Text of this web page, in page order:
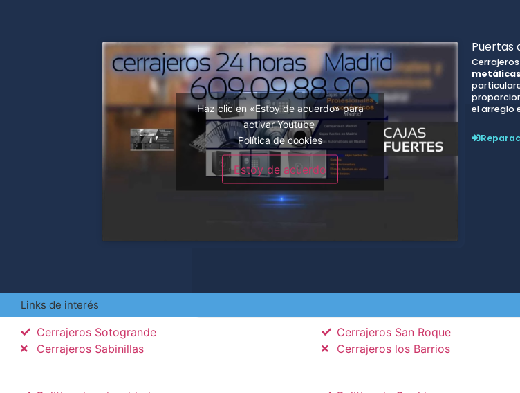
Haz clic en «Estoy de acuerdo» para
activar Youtube
Política de cookies
Estoy de acuerdo
Puertas
el arreglo
Links de interés
Cerrajeros Sotogrande
Cerrajeros Sabinillas
Cerrajeros San Roque
Cerrajeros los Barrios